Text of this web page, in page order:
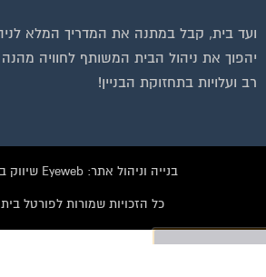
ועד בית, קבל במתנה את המדריך המלא
יהפוך את ניהול הבית המשותף לחוויה מהנה
רב ועלויות בתחזוקת הבניין!
בנייה וניהול אתר: Eyeweb שיווק באינטרנט .
כל הזכויות שמורות לפורטל